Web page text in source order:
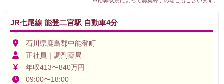
JR七尾線 能登二宮駅 自動車4分
石川県鹿島郡中能登町
正社員｜調剤薬局
年収413〜840万円
09:00〜18:00